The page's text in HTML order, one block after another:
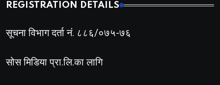
REGISTRATION DETAILS
सूचना विभाग दर्ता नं. ८८६/०७५-७६
सोस मिडिया प्रा.लि.का लागि